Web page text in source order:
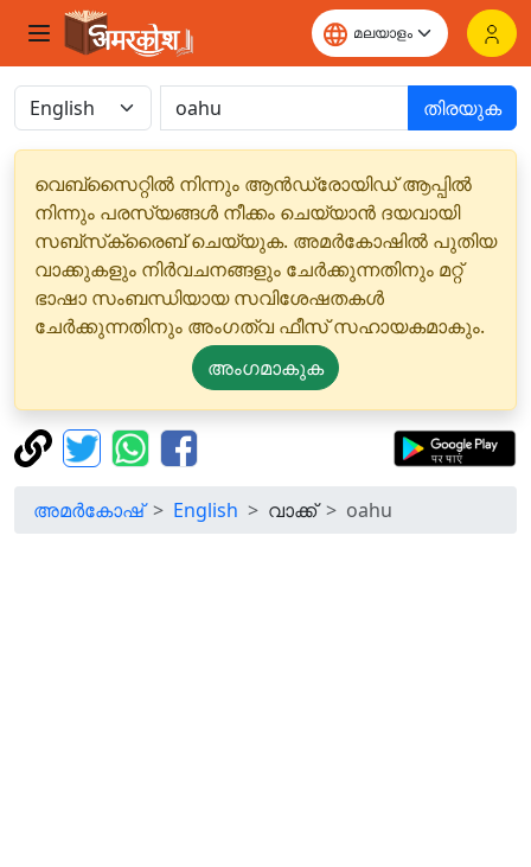
തിരയുക
വെബ്‌സൈറ്റിൽ നിന്നും ആൻഡ്രോയിഡ് ആപ്പിൽ
നിന്നും പരസ്യങ്ങൾ നീക്കം ചെയ്യാൻ ദയവായി
സബ്‌സ്‌ക്രൈബ് ചെയ്യുക. അമർകോഷിൽ പുതിയ
വാക്കുകളും നിർവചനങ്ങളും ചേർക്കുന്നതിനും മറ്റ്
ഭാഷാ സംബന്ധിയായ സവിശേഷതകൾ
ചേർക്കുന്നതിനും അംഗത്വ ഫീസ് സഹായകമാകും.
അംഗമാകുക
അമർകോഷ് English വാക്ക് oahu